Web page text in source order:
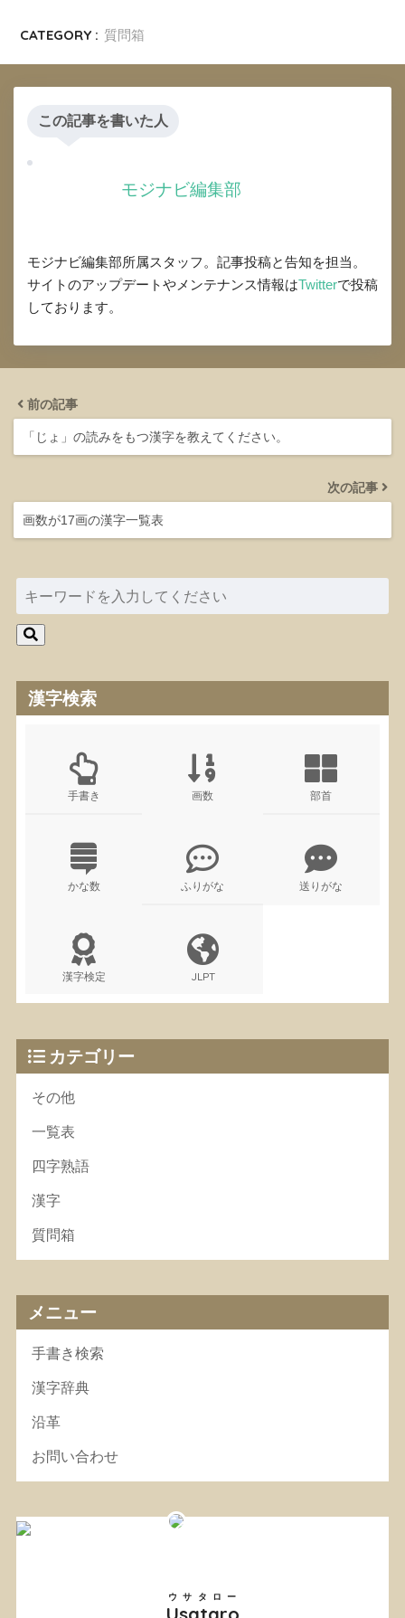
CATEGORY : 質問箱
この記事を書いた人
モジナビ編集部
モジナビ編集部所属スタッフ。記事投稿と告知を担当。
サイトのアップデートやメンテナンス情報はTwitterで投稿
しております。
前の記事
「じょ」の読みをもつ漢字を教えてください。
次の記事
画数が17画の漢字一覧表
漢字検索
手書き 画数 部首
かな数 ふりがな 送りがな
漢字検定 JLPT
カテゴリー
その他
一覧表
四字熟語
漢字
質問箱
メニュー
手書き検索
漢字辞典
沿革
お問い合わせ
ウサタロー